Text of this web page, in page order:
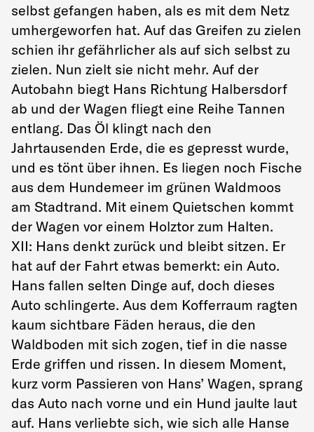
selbst gefangen haben, als es mit dem Netz
umhergeworfen hat. Auf das Greifen zu zielen
schien ihr gefährlicher als auf sich selbst zu
zielen. Nun zielt sie nicht mehr. Auf der
Autobahn biegt Hans Richtung Halbersdorf
ab und der Wagen fliegt eine Reihe Tannen
entlang. Das Öl klingt nach den
Jahrtausenden Erde, die es gepresst wurde,
und es tönt über ihnen. Es liegen noch Fische
aus dem Hundemeer im grünen Waldmoos
am Stadtrand. Mit einem Quietschen kommt
der Wagen vor einem Holztor zum Halten.
XII: Hans denkt zurück und bleibt sitzen. Er
hat auf der Fahrt etwas bemerkt: ein Auto.
Hans fallen selten Dinge auf, doch dieses
Auto schlingerte. Aus dem Kofferraum ragten
kaum sichtbare Fäden heraus, die den
Waldboden mit sich zogen, tief in die nasse
Erde griffen und rissen. In diesem Moment,
kurz vorm Passieren von Hans’ Wagen, sprang
das Auto nach vorne und ein Hund jaulte laut
auf. Hans verliebte sich, wie sich alle Hanse